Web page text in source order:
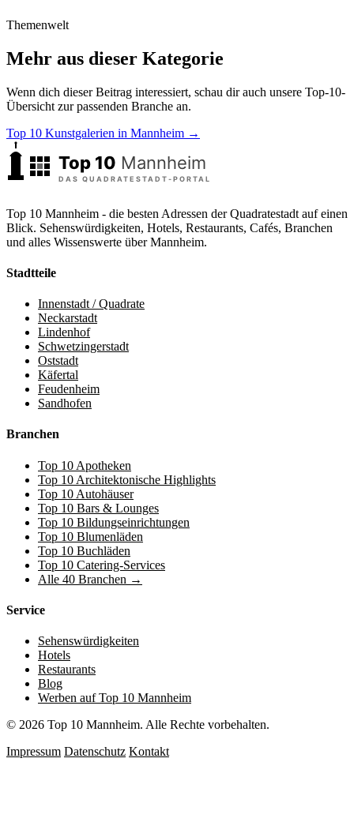
Themenwelt
Mehr aus dieser Kategorie
Wenn dich dieser Beitrag interessiert, schau dir auch unsere Top-10-
Übersicht zur passenden Branche an.
Top 10 Kunstgalerien in Mannheim →
Top 10 Mannheim - die besten Adressen der Quadratestadt auf einen
Blick. Sehenswürdigkeiten, Hotels, Restaurants, Cafés, Branchen
und alles Wissenswerte über Mannheim.
Stadtteile
Innenstadt / Quadrate
Neckarstadt
Lindenhof
Schwetzingerstadt
Oststadt
Käfertal
Feudenheim
Sandhofen
Branchen
Top 10 Apotheken
Top 10 Architektonische Highlights
Top 10 Autohäuser
Top 10 Bars & Lounges
Top 10 Bildungseinrichtungen
Top 10 Blumenläden
Top 10 Buchläden
Top 10 Catering-Services
Alle 40 Branchen →
Service
Sehenswürdigkeiten
Hotels
Restaurants
Blog
Werben auf Top 10 Mannheim
© 2026 Top 10 Mannheim. Alle Rechte vorbehalten.
Impressum Datenschutz Kontakt